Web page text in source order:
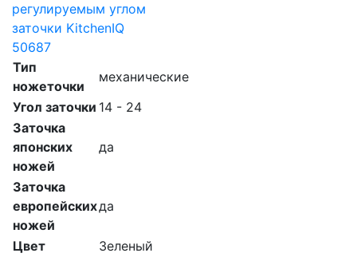
регулируемым углом
заточки KitchenIQ
50687
Тип
ножеточки
механические
Угол заточки 14 - 24
Заточка
японских
ножей
да
Заточка
европейских
ножей
да
Цвет
Зеленый